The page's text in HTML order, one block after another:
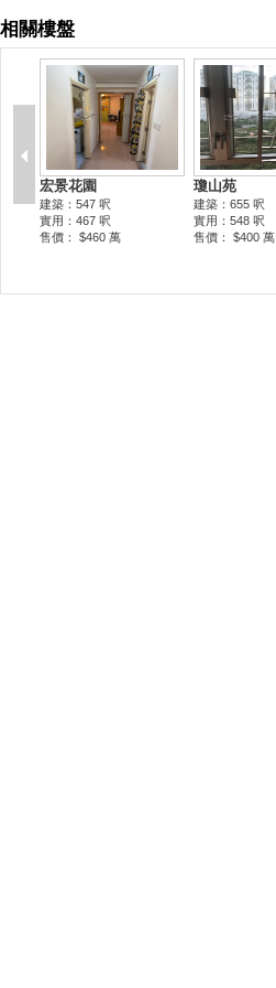
相關樓盤
宏景花園
建築：547 呎
實用：467 呎
售價： $460 萬
瓊山苑
建築：655 呎
實用：548 呎
售價： $400 萬